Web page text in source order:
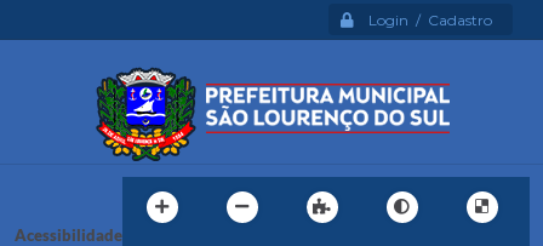
Login / Cadastro
Acessibilidade